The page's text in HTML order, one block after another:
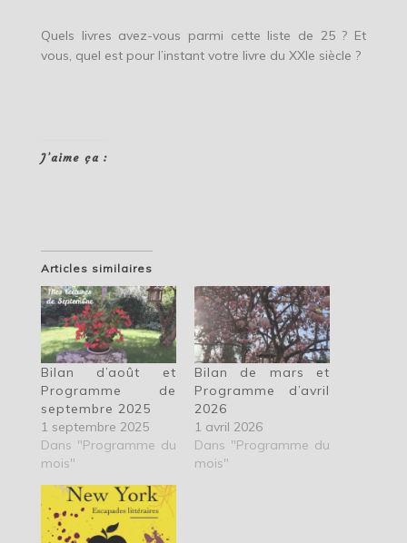
Quels livres avez-vous parmi cette liste de 25 ? Et
vous, quel est pour l’instant votre livre du XXIe siècle ?
J’aime ça :
Articles similaires
Bilan d’août et
Programme de
septembre 2025
1 septembre 2025
Dans "Programme du
mois"
Bilan de mars et
Programme d’avril
2026
1 avril 2026
Dans "Programme du
mois"